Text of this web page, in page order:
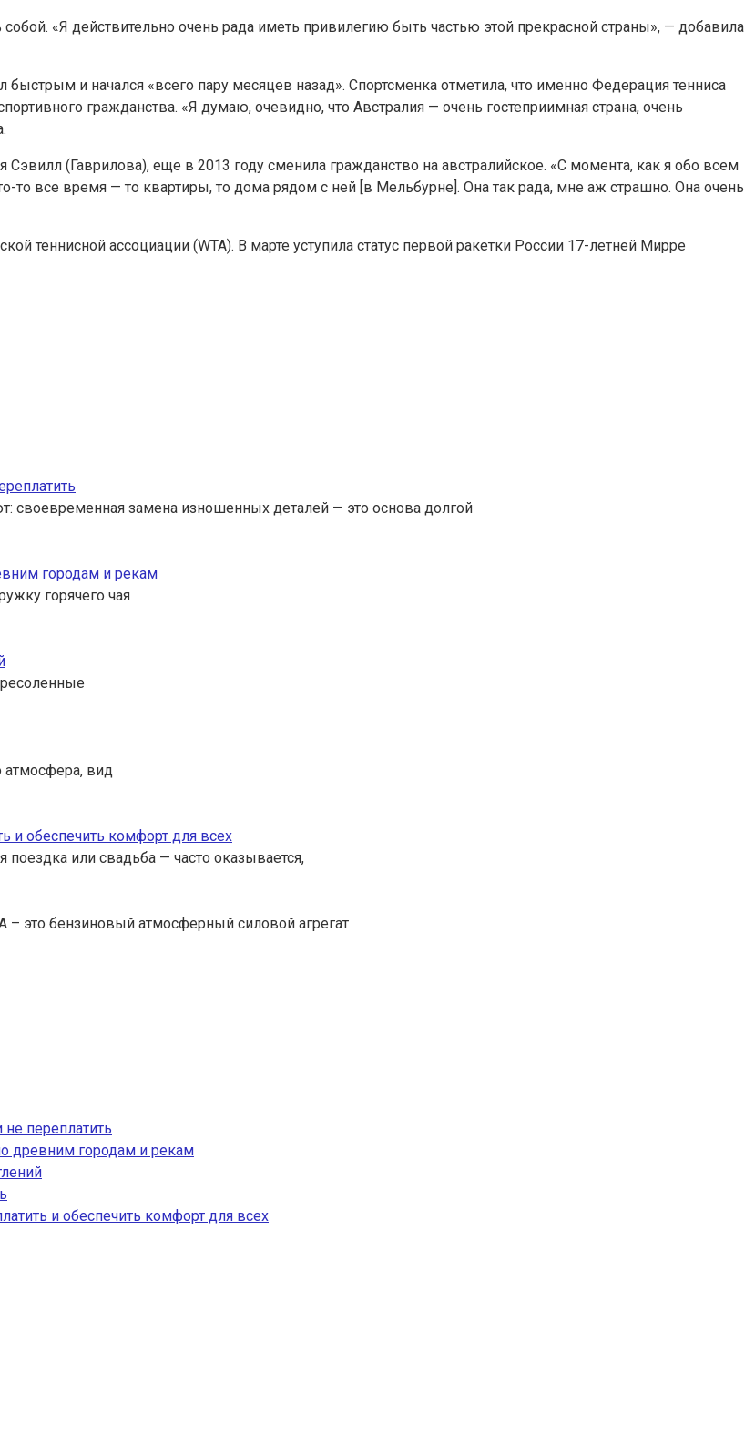
«Я действительно очень рада иметь привилегию быть частью этой прекрасной страны», — добавила
и начался «всего пару месяцев назад». Спортсменка отметила, что именно Федерация тенниса
гражданства. «Я думаю, очевидно, что Австралия — очень гостеприимная страна, очень
Сэвилл (Гаврилова), еще в 2013 году сменила гражданство на австралийское. «С момента, как я обо всем
то все время — то квартиры, то дома рядом с ней [в Мельбурне]. Она так рада, мне аж страшно. Она очень
теннисной ассоциации (WTA). В марте уступила статус первой ракетки России 17-летней Мирре
своевременная замена изношенных деталей — это основа долгой
городам и рекам
горячего чая
атмосфера, вид
и обеспечить комфорт для всех
или свадьба — часто оказывается,
– это бензиновый атмосферный силовой агрегат
переплатить
древним городам и рекам
и обеспечить комфорт для всех